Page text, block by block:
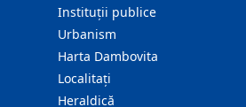
Instituţii publice
Urbanism
Harta Dambovita
Localitaţi
Heraldică